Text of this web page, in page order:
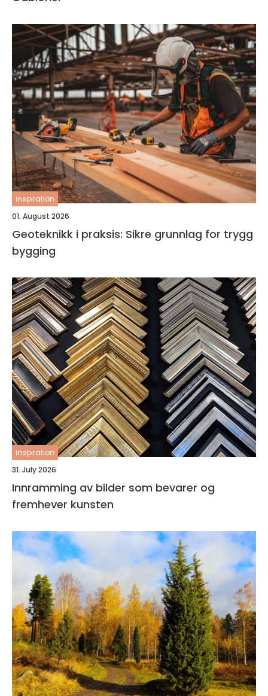
inspiration
01. August 2026
Geoteknikk i praksis: Sikre grunnlag for trygg
bygging
inspiration
31. July 2026
Innramming av bilder som bevarer og
fremhever kunsten